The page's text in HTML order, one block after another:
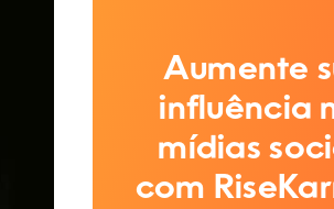
Aumente
influência
mídias
com